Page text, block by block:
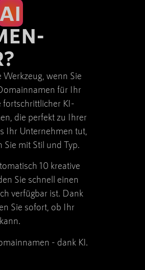
AI
wenn Sie
für Ihr
fortschrittlicher KI-
die perfekt zu Ihrer
Ihr Unternehmen tut,
mit Stil und Typ.
10 kreative
Sie schnell einen
verfügbar ist. Dank
Sie sofort, ob Ihr
- dank KI.